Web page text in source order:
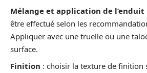
Mélange et application de l’enduit
être effectué selon les
Appliquer avec une truelle ou une
surface.
Finition : choisir la texture de finition